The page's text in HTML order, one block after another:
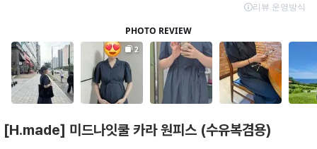
[H.made] 미드나잇쿨 카라 원피스 (수유복겸용)